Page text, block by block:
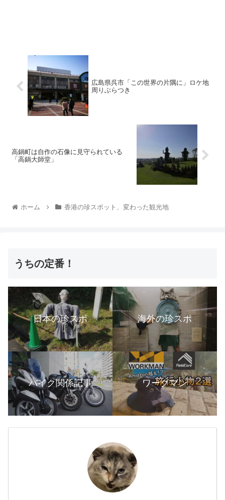
広島県呉市「この世界の片隅に」ロケ地
周りぶらつき
高鍋町は自作の石像に見守られている
「高鍋大師堂」
ホーム 香港の珍スポット、変わった観光地
うちの定番！
日本の珍スポ 海外の珍スポ
バイク関係記事 ワークマン